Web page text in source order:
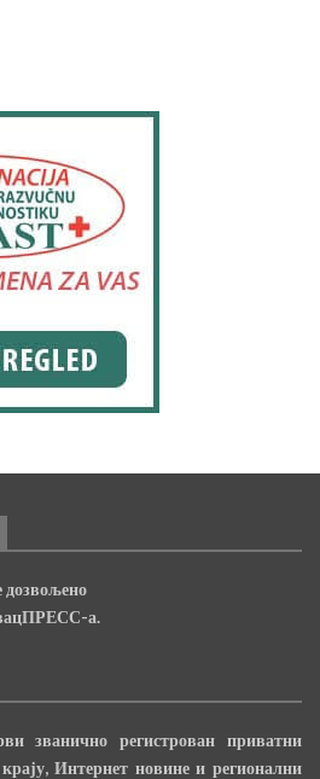
дозвољено
а.
званично регистрован приватни
Интернет новине и регионални